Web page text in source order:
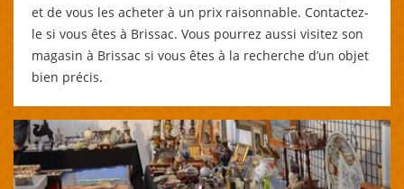
et de vous les acheter à un prix raisonnable. Contactez-
le si vous êtes à Brissac. Vous pourrez aussi visitez son
magasin à Brissac si vous êtes à la recherche d’un objet
bien précis.